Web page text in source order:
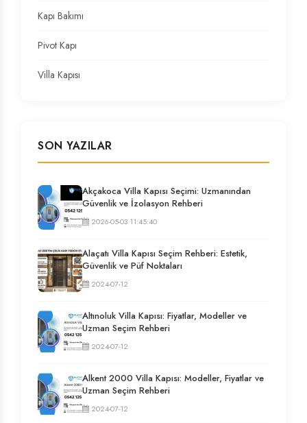
Kapı Bakımı
Pivot Kapı
Villa Kapısı
SON YAZILAR
Akçakoca Villa Kapısı Seçimi: Uzmanından
Güvenlik ve İzolasyon Rehberi
2026-05-03 11:45:40
Alaçatı Villa Kapısı Seçim Rehberi: Estetik,
Güvenlik ve Püf Noktaları
2024-07-12
Altınoluk Villa Kapısı: Fiyatlar, Modeller ve
Uzman Seçim Rehberi
2024-07-12
Alkent 2000 Villa Kapısı: Modeller, Fiyatlar ve
Uzman Seçim Rehberi
2024-07-12